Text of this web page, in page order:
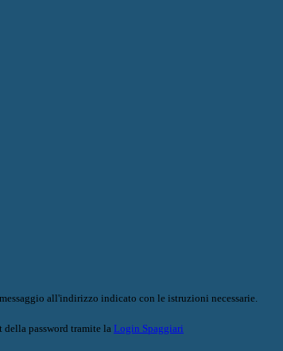
all'indirizzo indicato con le istruzioni necessarie.
della password tramite la Login Spaggiari